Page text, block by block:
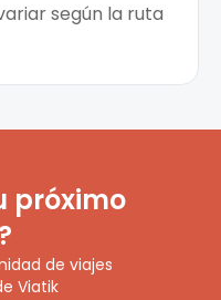
según la ruta
próximo
de viajes
Viatik